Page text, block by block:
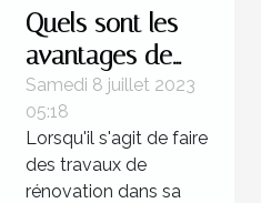
Quels sont les
avantages de
faire recours à un
expert pour la
rénovation de sa
maison ?
Samedi 8 juillet 2023
05:18
Lorsqu'il s'agit de faire
des travaux de
rénovation dans sa